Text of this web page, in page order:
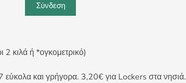
Σύνδεση
κιλά ή *ογκομετρικό)
και γρήγορα. 3,20€ για Lockers στα νησιά.